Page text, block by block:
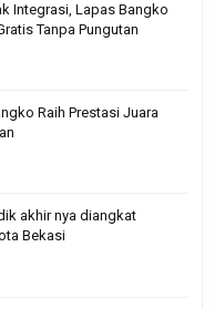
Integrasi, Lapas Bangko
Tanpa Pungutan
Raih Prestasi Juara
akhir nya diangkat
Bekasi